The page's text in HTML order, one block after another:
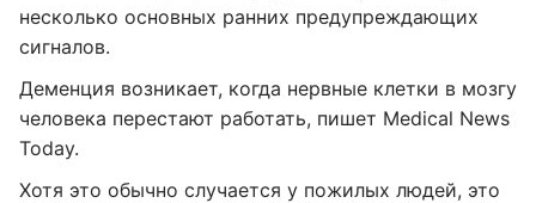
несколько основных ранних предупреждающих
сигналов.
Деменция возникает, когда нервные клетки в мозгу
человека перестают работать, пишет Medical News
Today.
Хотя это обычно случается у пожилых людей, это